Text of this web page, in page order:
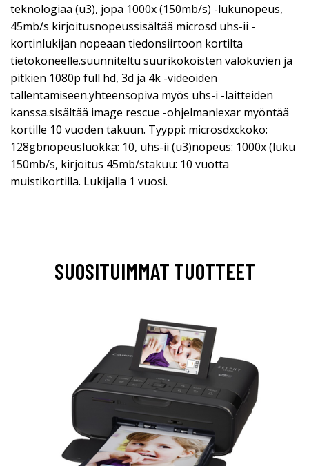
teknologiaa (u3), jopa 1000x (150mb/s) -lukunopeus,
45mb/s kirjoitusnopeussisältää microsd uhs-ii -
kortinlukijan nopeaan tiedonsiirtoon kortilta
tietokoneelle.suunniteltu suurikokoisten valokuvien ja
pitkien 1080p full hd, 3d ja 4k -videoiden
tallentamiseen.yhteensopiva myös uhs-i -laitteiden
kanssa.sisältää image rescue -ohjelmanlexar myöntää
kortille 10 vuoden takuun. Tyyppi: microsdxckoko:
128gbnopeusluokka: 10, uhs-ii (u3)nopeus: 1000x (luku
150mb/s, kirjoitus 45mb/stakuu: 10 vuotta
muistikortilla. Lukijalla 1 vuosi.
SUOSITUIMMAT TUOTTEET